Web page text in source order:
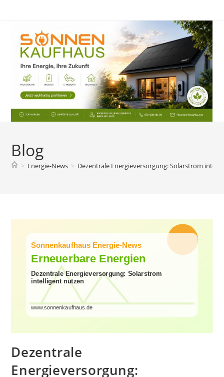
Blog
> Energie-News > Dezentrale Energieversorgung: Solarstrom
Dezentrale
Energieversorgung: